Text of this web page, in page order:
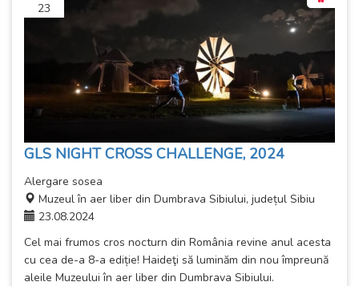
23
GLS NIGHT CROSS CHALLENGE, 2024
Alergare sosea
Muzeul în aer liber din Dumbrava Sibiului, județul Sibiu
23.08.2024
Cel mai frumos cros nocturn din România revine anul acesta
cu cea de-a 8-a ediție! Haideţi să luminăm din nou împreună
aleile Muzeului în aer liber din Dumbrava Sibiului.